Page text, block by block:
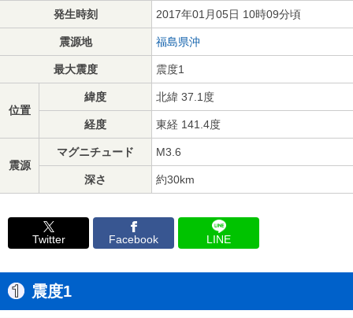
発生時刻 2017年01月05日 10時09分頃
震源地 福島県沖
最大震度 震度1
位置
緯度 北緯 37.1度
経度 東経 141.4度
震源
マグニチュード M3.6
深さ 約30km
Twitter Facebook LINE
震度1